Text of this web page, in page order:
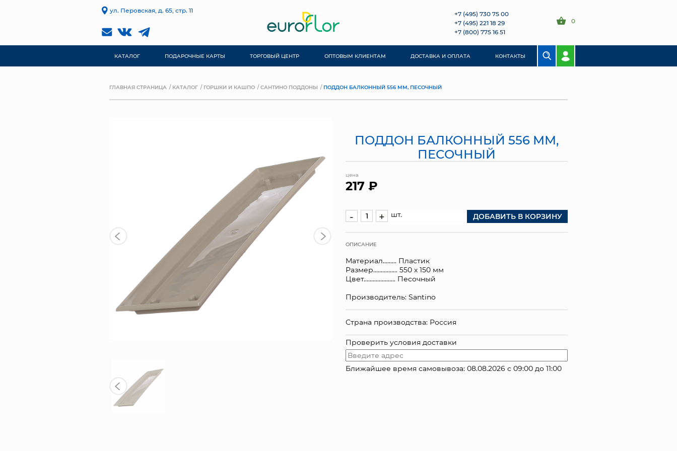
ул. Перовская, д. 65, стр. 11
+7 (495) 730 75 00
+7 (495) 221 18 29
+7 (800) 775 16 51
0
КАТАЛОГ ПОДАРОЧНЫЕ КАРТЫ ТОРГОВЫЙ ЦЕНТР ОПТОВЫМ КЛИЕНТАМ ДОСТАВКА И ОПЛАТА КОНТАКТЫ
ГЛАВНАЯ СТРАНИЦА КАТАЛОГ ГОРШКИ И КАШПО САНТИНО ПОДДОНЫ ПОДДОН БАЛКОННЫЙ 556 ММ, ПЕСОЧНЫЙ
ПОДДОН БАЛКОННЫЙ 556 ММ,
ПЕСОЧНЫЙ
цена
217 ₽
- + шт. ДОБАВИТЬ В КОРЗИНУ
ОПИСАНИЕ
Материал......... Пластик
Размер................ 550 х 150 мм
Цвет..................... Песочный
Производитель: Santino
Страна производства: Россия
Проверить условия доставки
Ближайшее время самовывоза: 08.08.2026 с 09:00 до 11:00